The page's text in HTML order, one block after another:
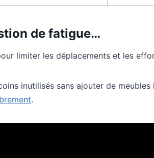
de fatigue…
limiter les déplacements et les
inutilisés sans ajouter de meubles
.